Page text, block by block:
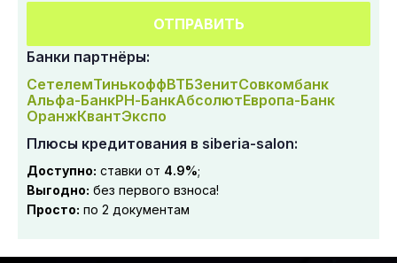
ОТПРАВИТЬ
Банки партнёры:
СетелемТинькоффВТБЗенитСовкомбанк
Альфа-БанкРН-БанкАбсолютЕвропа-Банк
ОранжКвантЭкспо
Плюсы кредитования в siberia-salon:
Доступно: ставки от 4.9%;
Выгодно: без первого взноса!
Просто: по 2 документам